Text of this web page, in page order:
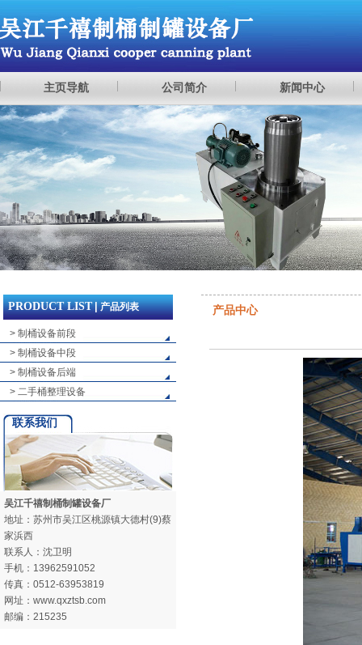
主页导航 公司简介 新闻中心
PRODUCT LIST | 产品列表
> 制桶设备前段
> 制桶设备中段
> 制桶设备后端
> 二手桶整理设备
联系我们
吴江千禧制桶制罐设备厂
地址：苏州市吴江区桃源镇大德村(9)蔡
家浜西
联系人：沈卫明
手机：13962591052
传真：0512-63953819
网址：www.qxztsb.com
邮编：215235
产品中心